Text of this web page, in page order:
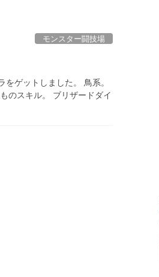
モンスター闘技場
ゲットしました。 鳥系。
のスキル。 ブリザードダイ